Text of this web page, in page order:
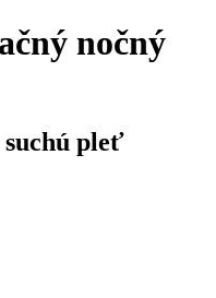
nočný
pleť